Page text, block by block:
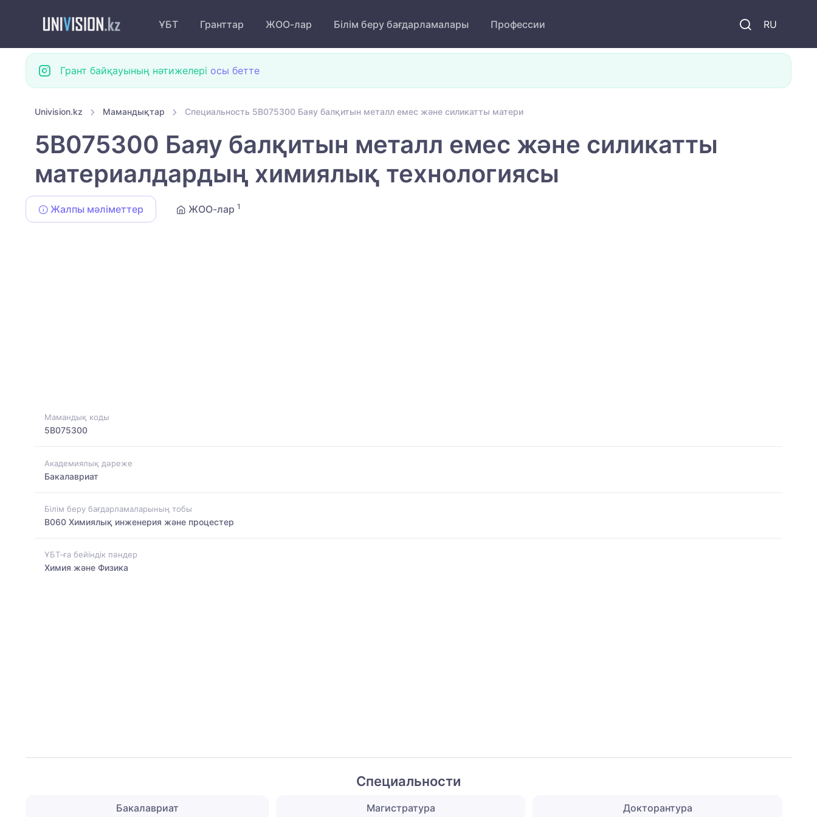
RU
ҰБТ Гранттар ЖОО-лар Білім беру бағдарламалары Профессии
Грант байқауының нәтижелері осы бетте
Univision.kz Мамандықтар Специальность 5B075300 Баяу балқитын металл емес және силикатты матери
5B075300 Баяу балқитын металл емес және силикатты
материалдардың химиялық технологиясы
Жалпы мәліметтер ЖОО-лар 1
Мамандық коды
5B075300
Академиялық дәреже
Бакалавриат
Білім беру бағдарламаларының тобы
B060 Химиялық инженерия және процестер
ҰБТ-ға бейіндік пәндер
Химия және Физика
Специальности
Бакалавриат Магистратура Докторантура